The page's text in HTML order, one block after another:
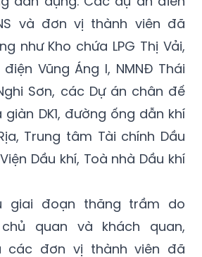
như Kho chứa LPG Thị Vải,
Vũng Áng I, NMNĐ Thái
Sơn, các Dự án chân đế
DK1, đường ống dẫn khí
Trung tâm Tài chính Dầu
Dầu khí, Toà nhà Dầu khí
giai đoạn thăng trầm do
quan và khách quan,
các đơn vị thành viên đã
không thể tự tham gia